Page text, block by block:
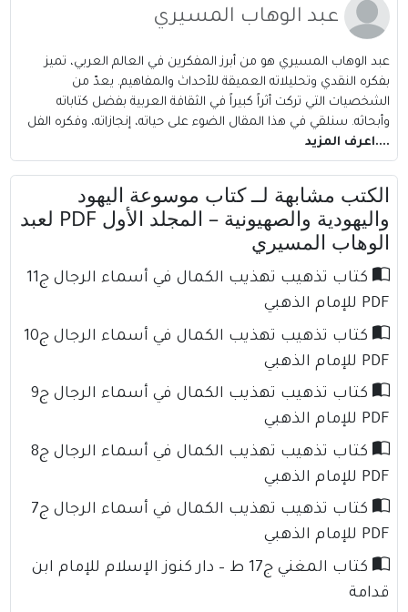
عبد الوهاب المسيري
عبد الوهاب المسيري هو من أبرز المفكرين في العالم العربي، تميز
بفكره النقدي وتحليلاته العميقة للأحداث والمفاهيم. يعدّ من
الشخصيات التي تركت أثراً كبيراً في الثقافة العربية بفضل كتاباته
وأبحاثه. سنلقي في هذا المقال الضوء على حياته، إنجازاته، وفكره الفل
....اعرف المزيد
الكتب مشابهة لــ كتاب موسوعة اليهود
واليهودية والصهيونية – المجلد الأول PDF لعبد
الوهاب المسيري
كتاب تذهيب تهذيب الكمال في أسماء الرجال ج11
PDF للإمام الذهبي
كتاب تذهيب تهذيب الكمال في أسماء الرجال ج10
PDF للإمام الذهبي
كتاب تذهيب تهذيب الكمال في أسماء الرجال ج9
PDF للإمام الذهبي
كتاب تذهيب تهذيب الكمال في أسماء الرجال ج8
PDF للإمام الذهبي
كتاب تذهيب تهذيب الكمال في أسماء الرجال ج7
PDF للإمام الذهبي
كتاب المغني ج17 ط – دار كنوز الإسلام للإمام ابن
قدامة